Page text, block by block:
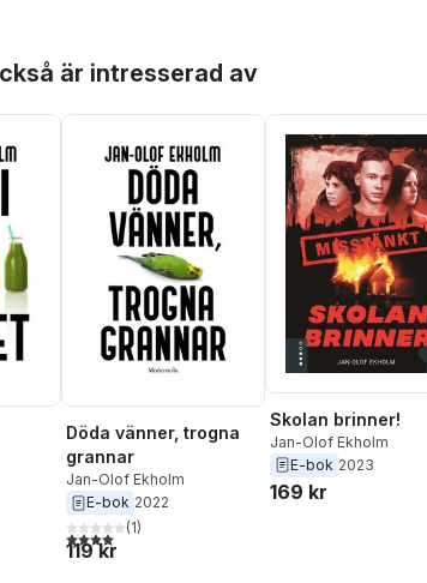
är intresserad av
Döda vänner, trogna
grannar
Jan-Olof Ekholm
E-bok 2022
4,0utav 5 stjärnor. Totalt antal röster:
(1)
119 kr
Skolan brinner!
Jan-Olof Ekholm
E-bok 2023
169 kr